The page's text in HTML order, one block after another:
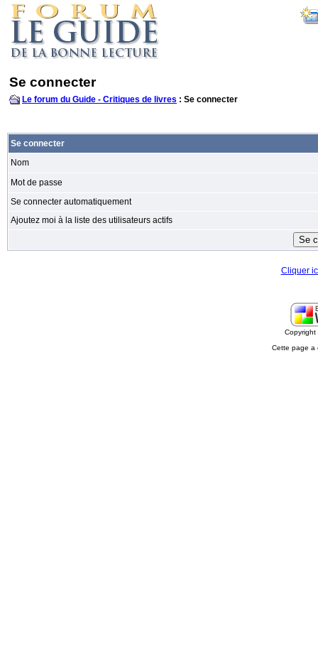
Se connecter
Le forum du Guide - Critiques de livres : Se connecter
Se connecter
Nom
Mot de passe
Se connecter automatiquement
Ajoutez moi à la liste des utilisateurs actifs
Cliquer
Cette page a